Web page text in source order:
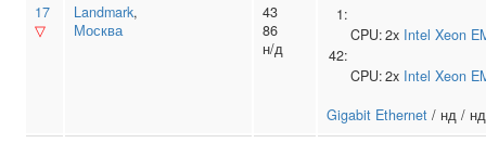
17
▽
Landmark,
Москва
43
86
н/д
1:
CPU:2x Intel Xeon
42:
CPU:2x Intel Xeon
Gigabit Ethernet / нд / нд